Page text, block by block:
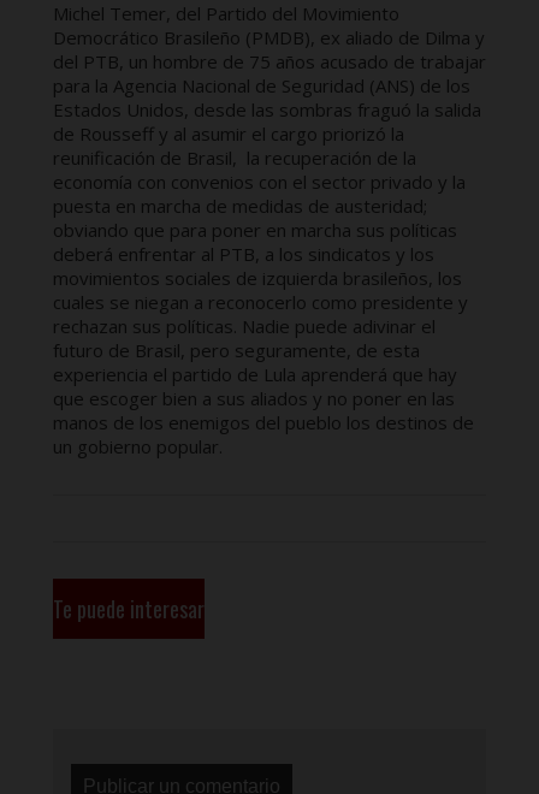
Michel Temer, del Partido del Movimiento
Democrático Brasileño (PMDB), ex aliado de Dilma y
del PTB, un hombre de 75 años acusado de trabajar
para la Agencia Nacional de Seguridad (ANS) de los
Estados Unidos, desde las sombras fraguó la salida
de Rousseff y al asumir el cargo priorizó la
reunificación de Brasil, la recuperación de la
economía con convenios con el sector privado y la
puesta en marcha de medidas de austeridad;
obviando que para poner en marcha sus políticas
deberá enfrentar al PTB, a los sindicatos y los
movimientos sociales de izquierda brasileños, los
cuales se niegan a reconocerlo como presidente y
rechazan sus políticas. Nadie puede adivinar el
futuro de Brasil, pero seguramente, de esta
experiencia el partido de Lula aprenderá que hay
que escoger bien a sus aliados y no poner en las
manos de los enemigos del pueblo los destinos de
un gobierno popular.
Te puede interesar
Publicar un comentario